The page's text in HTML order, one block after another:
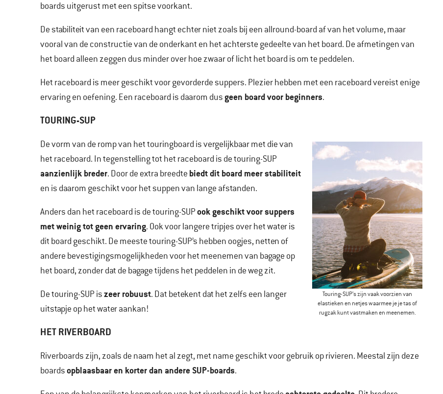
boards uitgerust met een spitse voorkant.
De stabiliteit van een raceboard hangt echter niet zoals bij een allround-board af van het volume, maar
vooral van de constructie van de onderkant en het achterste gedeelte van het board. De afmetingen van
het board alleen zeggen dus minder over hoe zwaar of licht het board is om te peddelen.
Het raceboard is meer geschikt voor gevorderde suppers. Plezier hebben met een raceboard vereist enige
ervaring en oefening. Een raceboard is daarom dusgeen board voor beginners.
TOURING-SUP
Touring-SUP’s zijn vaak voorzien van
elastieken en netjes waarmee je je tas of
rugzak kunt vastmaken en meenemen.
De vorm van de romp van het touringboard is vergelijkbaar met die van
het raceboard. In tegenstelling tot het raceboard is de touring-SUP
aanzienlijk breder. Door de extra breedte biedt dit board meer stabiliteit
en is daarom geschikt voor het suppen van lange afstanden.
Anders dan het raceboard is de touring-SUPook geschikt voor suppers
met weinig tot geen ervaring. Ook voor langere tripjes over het water is
dit board geschikt. De meeste touring-SUP’s hebben oogjes, netten of
andere bevestigingsmogelijkheden voor het meenemen van bagage op
het board, zonder dat de bagage tijdens het peddelen in de weg zit.
De touring-SUP iszeer robuust. Dat betekent dat het zelfs een langer
uitstapje op het water aankan!
HET RIVERBOARD
Riverboards zijn, zoals de naam het al zegt, met name geschikt voor gebruik op rivieren. Meestal zijn deze
boardsopblaasbaar en korter dan andere SUP-boards.